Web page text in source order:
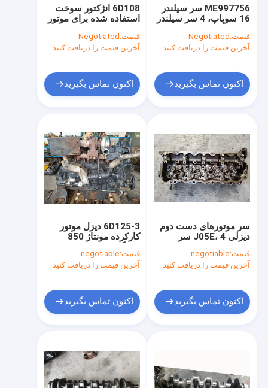
صفحه اصلی
6D108 انژکتور سوخت
استفاده شده برای موتور
برای بیل مکانیکی
PC300-5
قیمت: Negotiated
آخرین قیمت را دریافت کنید
اکنون تماس بگیرید
ME997756 سر سیلندر
16 سوپاپ، 4 سر سیلندر
SK330-6 HD1430-3
قیمت: Negotiated
آخرین قیمت را دریافت کنید
اکنون تماس بگیرید
6D125-3 دیزل موتور
کارکرده مونتاژ 850
مکانیکی Pc450-7 اصلی
قیمت:negotiable
آخرین قیمت را دریافت کنید
اکنون تماس بگیرید
سر موتورهای دست دوم
دیزلی J05E، 4 سر
SK200-8 SK250-8
قیمت:negotiable
آخرین قیمت را دریافت کنید
اکنون تماس بگیرید